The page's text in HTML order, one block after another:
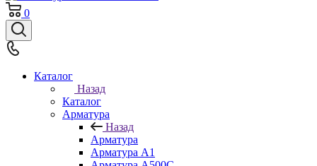
0
Каталог
Назад
Каталог
Арматура
Назад
Арматура
Арматура А1